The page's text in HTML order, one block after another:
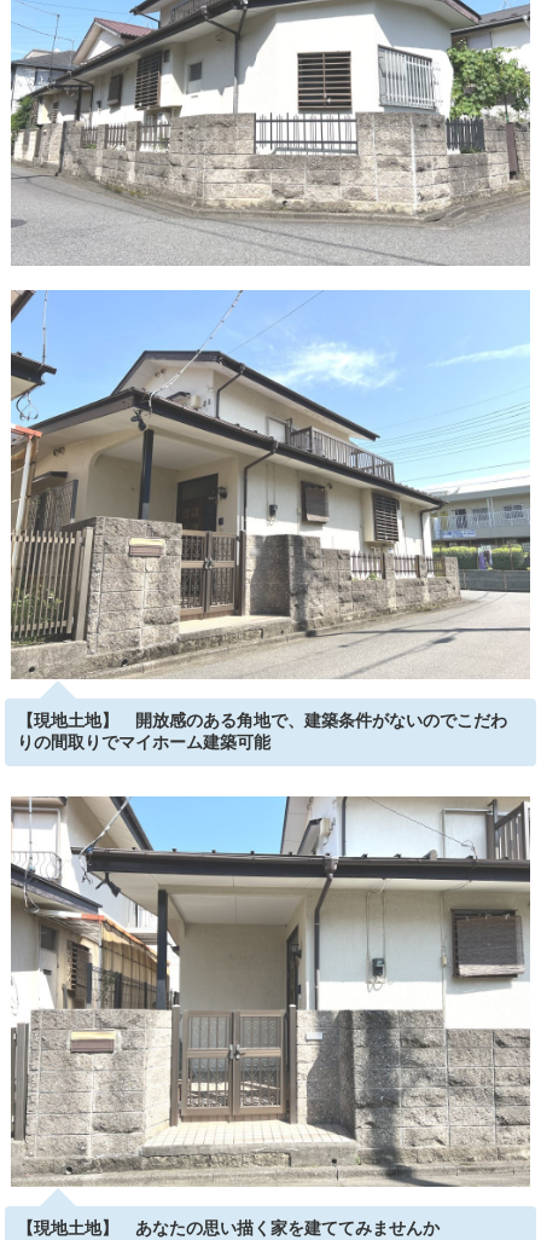
【現地土地】 開放感のある角地で、建築条件がないのでこだわ
りの間取りでマイホーム建築可能
【現地土地】 あなたの思い描く家を建ててみませんか